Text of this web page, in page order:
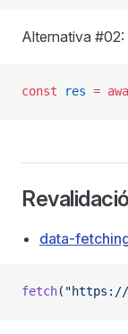
Alternativa #02:
const res =
data-
fetch(